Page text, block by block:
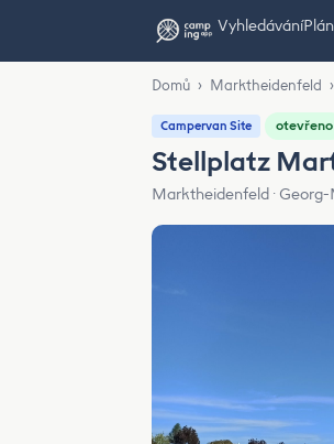
Vyhledávání
Domů › Marktheidenfeld ›
Campervan Site otevřeno
Stellplatz
Marktheidenfeld ·